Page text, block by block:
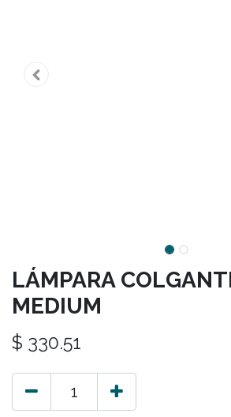
LÁMPARA
MEDIUM
$ 330.51